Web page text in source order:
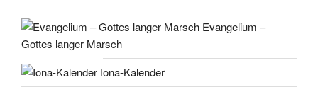
Evangelium –
Gottes langer Marsch
Iona-Kalender